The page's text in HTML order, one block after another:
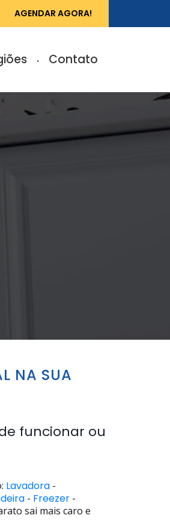
AGENDAR AGORA!
Contato
NA SUA
funcionar ou
Lavadora-
- Freezer-
sai mais caro e